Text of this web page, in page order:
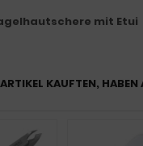
mit Etui
KAUFTEN,